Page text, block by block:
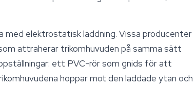
elektrostatisk laddning. Vissa producenter
attraherar trikomhuvuden på samma sätt
ett PVC-rör som gnids för att
hoppar mot den laddade ytan och